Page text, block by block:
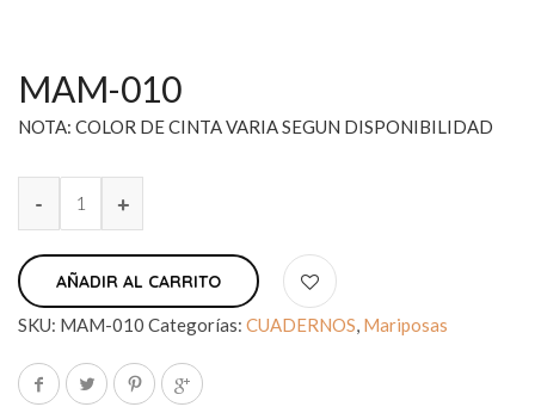
MAM-010
NOTA: COLOR DE CINTA VARIA SEGUN DISPONIBILIDAD
AÑADIR AL CARRITO
SKU: MAM-010 Categorías: CUADERNOS, Mariposas